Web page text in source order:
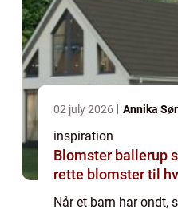
02 july 2026 Annika
inspiration
Blomster ballerup sådan vælger du de
rette blomster til
Når et barn har ondt,